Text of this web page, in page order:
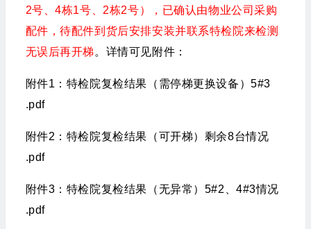
2号、4栋1号、2栋2号），已确认由物业公司采购
配件，待配件到货后安排安装并联系特检院来检测
无误后再开梯。详情可见附件：
附件1： 特检院复检结果（需停梯更换设备）5#3
.pdf
附件2： 特检院复检结果（可开梯）剩余8台情况
.pdf
附件3： 特检院复检结果（无异常）5#2、4#3情况
.pdf